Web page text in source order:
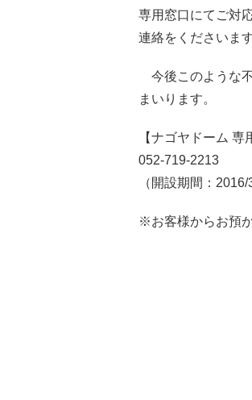
専用窓口にてご対
連絡をくださいま
今後このような
まいります。
【ナゴヤドーム 専
052-719-2213
（開設期間：
※お客様からお預